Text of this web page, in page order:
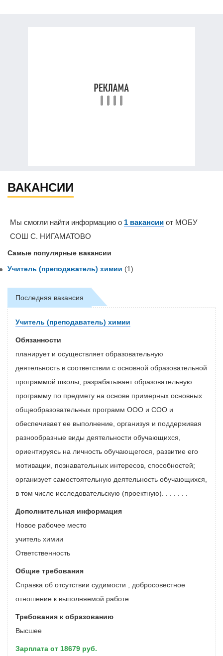
ВАКАНСИИ
Мы смогли найти информацию о 1 вакансии от МОБУ
СОШ С. НИГАМАТОВО
Самые популярные вакансии
Учитель (преподаватель) химии (1)
Последняя вакансия
Учитель (преподаватель) химии
Обязанности
планирует и осуществляет образовательную
деятельность в соответствии с основной образовательной
программой школы; разрабатывает образовательную
программу по предмету на основе примерных основных
общеобразовательных программ ООО и СОО и
обеспечивает ее выполнение, организуя и поддерживая
разнообразные виды деятельности обучающихся,
ориентируясь на личность обучающегося, развитие его
мотивации, познавательных интересов, способностей;
организует самостоятельную деятельность обучающихся,
в том числе исследовательскую (проектную). . . . . . .
Дополнительная информация
Новое рабочее место
учитель химии
Ответственность
Общие требования
Справка об отсутствии судимости , добросовестное
отношение к выполняемой работе
Требования к образованию
Высшее
Зарплата от 18679 руб.